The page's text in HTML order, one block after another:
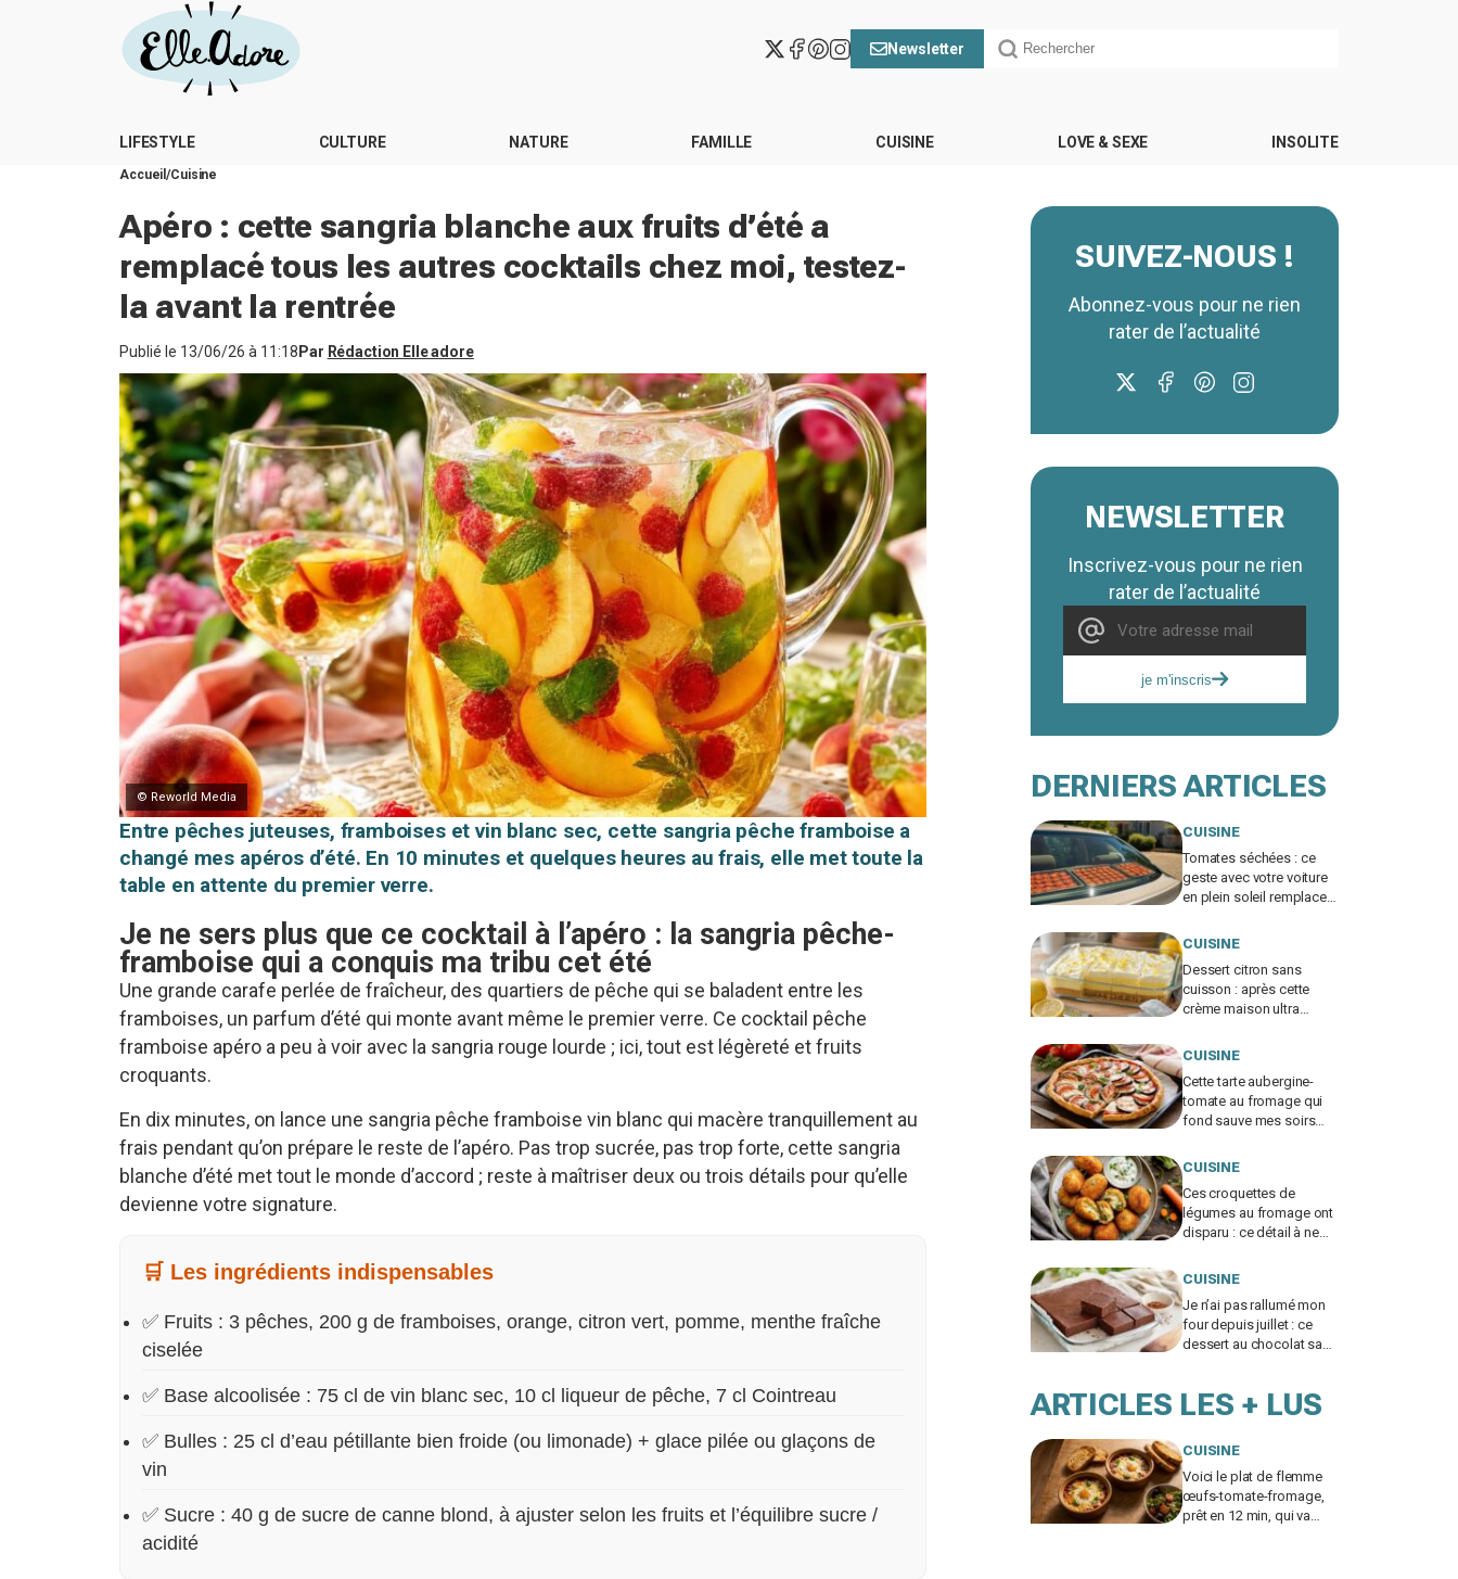
Newsletter
LIFESTYLE CULTURE NATURE FAMILLE CUISINE LOVE & SEXE INSOLITE
Accueil Cuisine
Apéro : cette sangria blanche aux fruits d’été a
remplacé tous les autres cocktails chez moi, testez-
la avant la rentrée
Publié le 13/06/26 à 11:18 Par Rédaction Elle adore
© Reworld Media
Entre pêches juteuses, framboises et vin blanc sec, cette sangria pêche framboise a
changé mes apéros d’été. En 10 minutes et quelques heures au frais, elle met toute la
table en attente du premier verre.
Je ne sers plus que ce cocktail à l’apéro : la sangria pêche-
framboise qui a conquis ma tribu cet été
Une grande carafe perlée de fraîcheur, des quartiers de pêche qui se baladent entre les
framboises, un parfum d’été qui monte avant même le premier verre. Ce cocktail pêche
framboise apéro a peu à voir avec la sangria rouge lourde ; ici, tout est légèreté et fruits
croquants.
En dix minutes, on lance une sangria pêche framboise vin blanc qui macère tranquillement au
frais pendant qu’on prépare le reste de l’apéro. Pas trop sucrée, pas trop forte, cette sangria
blanche d’été met tout le monde d’accord ; reste à maîtriser deux ou trois détails pour qu’elle
devienne votre signature.
🛒 Les ingrédients indispensables
✅ Fruits : 3 pêches, 200 g de framboises, orange, citron vert, pomme, menthe fraîche
ciselée
✅ Base alcoolisée : 75 cl de vin blanc sec, 10 cl liqueur de pêche, 7 cl Cointreau
✅ Bulles : 25 cl d’eau pétillante bien froide (ou limonade) + glace pilée ou glaçons de
vin
✅ Sucre : 40 g de sucre de canne blond, à ajuster selon les fruits et l’équilibre sucre /
acidité
SUIVEZ-NOUS !
Abonnez-vous pour ne rien
rater de l’actualité
NEWSLETTER
Inscrivez-vous pour ne rien
rater de l’actualité
je m'inscris
DERNIERS ARTICLES
CUISINE
Tomates séchées : ce
geste avec votre voiture
en plein soleil remplace
vous faites cette erreur
CUISINE
Dessert citron sans
cuisson : après cette
crème maison ultra
plus jamais de pudding
CUISINE
Cette tarte aubergine-
tomate au fromage qui
fond sauve mes soirs
ce geste qui la ruine)
CUISINE
Ces croquettes de
légumes au fromage ont
disparu : ce détail à ne
éviter celles gorgées
CUISINE
Je n’ai pas rallumé mon
four depuis juillet : ce
dessert au chocolat sans
ARTICLES LES + LUS
CUISINE
Voici le plat de flemme
œufs-tomate-fromage,
prêt en 12 min, qui va